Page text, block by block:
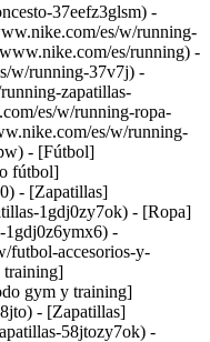
37eefz3glsm) -
es/w/running-
es/running) -
w/running-37v7j) -
zapatillas-
es/w/running-ropa-
es/w/running-
- [Fútbol]
fútbol]
- [Zapatillas]
1gdj0zy7ok) - [Ropa]
1gdj0z6ymx6) -
futbol-accesorios-y-
gym y training]
- [Zapatillas]
58jtozy7ok) -